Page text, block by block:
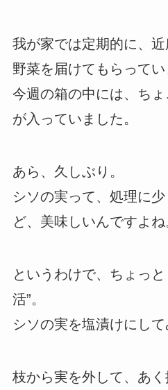
我が家では定期的に、
野菜を届けてもらってい
今週の箱の中には、ちょ
が入っていました。
あら、久しぶり。
シソの実って、処理に
ど、美味しいんですよね
というわけで、ちょっ
活”。
シソの実を塩漬けにして
枝から実を外して、あ